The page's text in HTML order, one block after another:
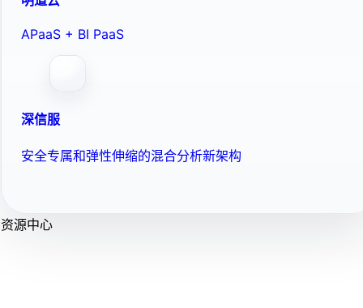
APaaS + BI PaaS
深信服
安全专属和弹性伸缩的混合分析新架构
资源中心